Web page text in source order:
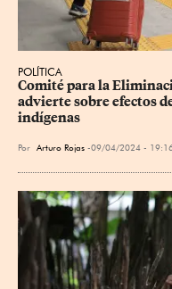
POLÍTICA
Comité para la
advierte sobre efectos
indígenas
Por Arturo Rojas 09/04/2024 -